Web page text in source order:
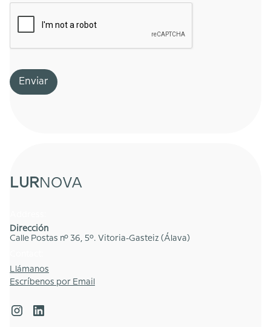
LURNOVA
Dirección
Calle Postas nº 36, 5º. Vitoria-Gasteiz (Álava)
Llámanos
Escríbenos por Email